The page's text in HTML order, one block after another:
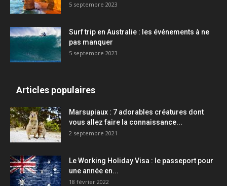
5 septembre 2023
Surf trip en Australie : les événements à ne
pas manquer
5 septembre 2023
Articles populaires
Marsupiaux : 7 adorables créatures dont
vous allez faire la connaissance...
2 septembre 2021
Le Working Holiday Visa : le passeport pour
une année en...
18 février 2022